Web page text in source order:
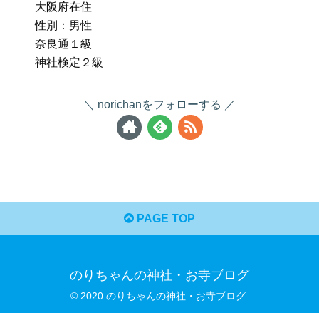
大阪府在住
性別：男性
奈良通１級
神社検定２級
norichanをフォローする
PAGE TOP
のりちゃんの神社・お寺ブログ
© 2020 のりちゃんの神社・お寺ブログ.